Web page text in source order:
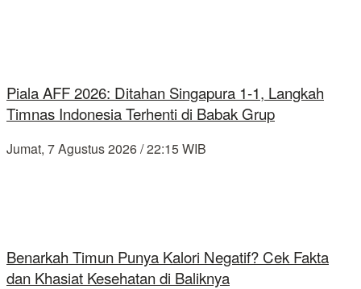
Piala AFF 2026: Ditahan Singapura 1-1, Langkah
Timnas Indonesia Terhenti di Babak Grup
Jumat, 7 Agustus 2026 / 22:15 WIB
Benarkah Timun Punya Kalori Negatif? Cek Fakta
dan Khasiat Kesehatan di Baliknya